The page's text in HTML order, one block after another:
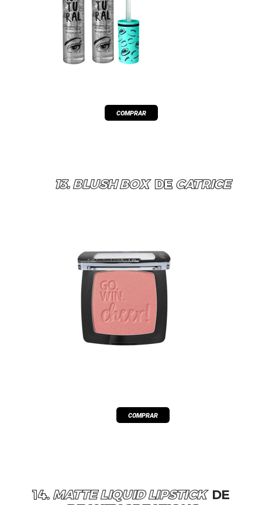
13. BLUSH BOXDE CATRICE
14.MATTE LIQUID LIPSTICK DE